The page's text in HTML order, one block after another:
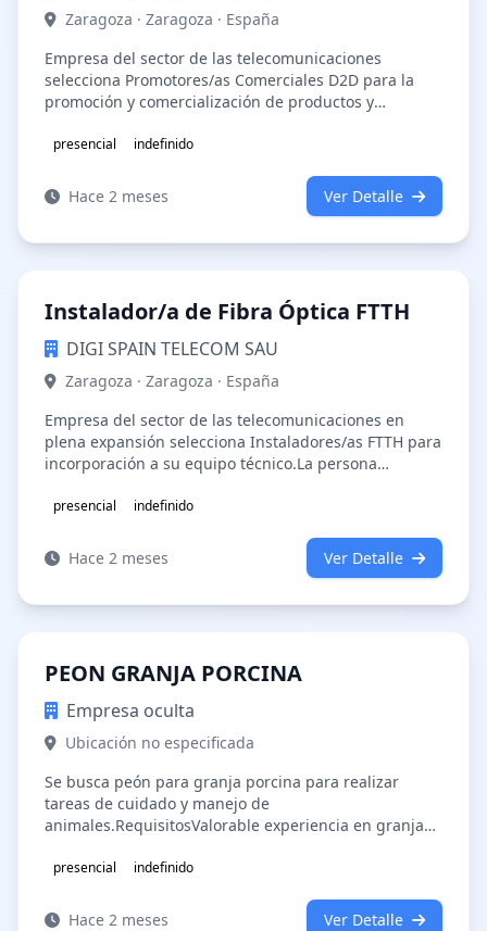
Zaragoza · Zaragoza · España
Empresa del sector de las telecomunicaciones
selecciona Promotores/as Comerciales D2D para la
promoción y comercialización de productos y
presencial indefinido
Hace 2 meses Ver Detalle
Instalador/a de Fibra Óptica FTTH
DIGI SPAIN TELECOM SAU
Zaragoza · Zaragoza · España
Empresa del sector de las telecomunicaciones en
plena expansión selecciona Instaladores/as FTTH para
incorporación a su equipo técnico.La persona
presencial indefinido
Hace 2 meses Ver Detalle
PEON GRANJA PORCINA
Empresa oculta
Ubicación no especificada
Se busca peón para granja porcina para realizar
tareas de cuidado y manejo de
animales.RequisitosValorable experiencia en granjas
presencial indefinido
Hace 2 meses Ver Detalle